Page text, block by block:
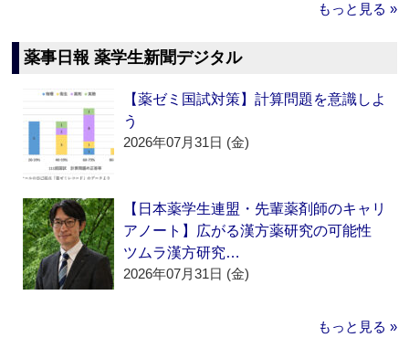
もっと見る »
薬事日報 薬学生新聞デジタル
【薬ゼミ国試対策】計算問題を意識しよ
う
2026年07月31日 (金)
【日本薬学生連盟・先輩薬剤師のキャリ
アノート】広がる漢方薬研究の可能性
ツムラ漢方研究…
2026年07月31日 (金)
もっと見る »